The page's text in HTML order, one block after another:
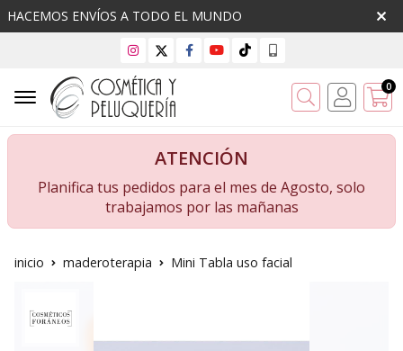
HACEMOS ENVÍOS A TODO EL MUNDO
Buscar 0
ATENCIÓN
Planifica tus pedidos para el mes de Agosto, solo
trabajamos por las mañanas
inicio maderoterapia Mini Tabla uso facial